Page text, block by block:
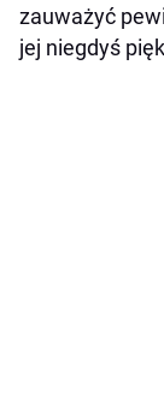
zauważyć
jej niegdyś